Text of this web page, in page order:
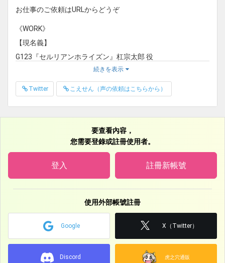
お仕事のご依頼はURLからどうぞ
《WORK》
【現名義】
G123『セルリアンホライズン』杠宗太郎 役
Nintendo Switch『シャドーコリドー 影の回廊』……K 役
ホラーゲーム『Shadow Corridor』……K 役
企業様 TV番組 ナレーション
スマートフォンアプリ『憂国の大戦2』……キャラクター5 役
アニメ『エイカーズカンパニー』……ディパーチャ 役
アニメ『たましち！』……川上 役
スマートフォンアプリ『バトルブレイブ』
アニメ『逆面』……坊主役
GTA5動画『昨日までの僕はクズでした』……青年 役
近畿地方 野外イベント PV音声
続きを表示
Twitter こえせん（声の依頼はこちらから）
要查看內容，
您需要登錄或註冊使用者。
登入 註冊新帳號
使用外部帳號註冊
Google X（Twitter）
Discord 虎之穴通販